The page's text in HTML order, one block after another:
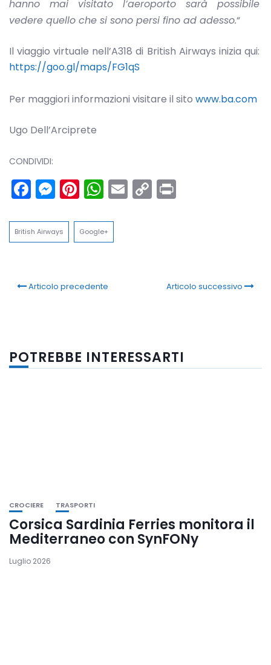
hanno mai visitato l’aeroporto sarà possibile
vedere quello che si sono persi fino ad adesso.“
Il viaggio virtuale nell’A318 di British Airways inizia qui:
https://goo.gl/maps/FG1qS
Per maggiori informazioni visitare il sito www.ba.com
Ugo Dell’Arciprete
CONDIVIDI:
Facebook
Messenger
Pinterest
WhatsApp
Email
Copy
Link
British Airways Google+
Articolo precedente Articolo successivo
POTREBBE INTERESSARTI
CROCIERE TRASPORTI
Corsica Sardinia Ferries monitora il
Mediterraneo con SynFONy
Luglio 2026